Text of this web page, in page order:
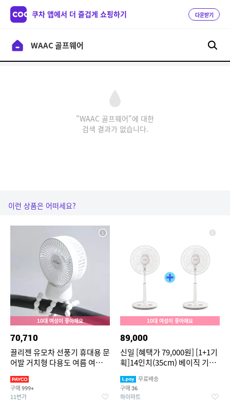
쿠차 앱에서 더 즐겁게 쇼핑하기 다운받기
"WAAC 골프웨어"에 대한
검색 결과가 없습니다.
이런 상품은 어떠세요?
10대 여성이 좋아해요
70,710
끌리젠 유모차 선풍기 휴대용 문
어발 거치형 다용도 여름 여행용
구매 999+
11번가
10대 여성이 좋아해요
89,000
신일 [혜택가 79,000원] [1+1기
획]14인치(35cm) 베이직 기계
개, 3단계 풍속, 타이머)
무료배송
구매 36
하이마트